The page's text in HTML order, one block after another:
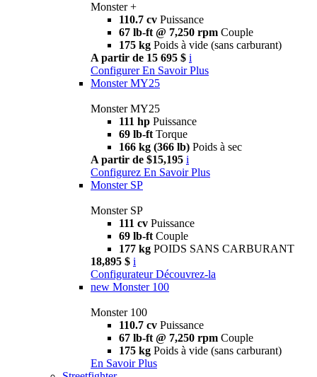
Monster +
110.7 cv Puissance
67 lb-ft @ 7,250 rpm Couple
175 kg Poids à vide (sans carburant)
A partir de 15 695 $ i
Configurer En Savoir Plus
Monster MY25
Monster MY25
111 hp Puissance
69 lb-ft Torque
166 kg (366 lb) Poids à sec
A partir de $15,195 i
Configurez En Savoir Plus
Monster SP
Monster SP
111 cv Puissance
69 lb-ft Couple
177 kg POIDS SANS CARBURANT
18,895 $ i
Configurateur Découvrez-la
new Monster 100
Monster 100
110.7 cv Puissance
67 lb-ft @ 7,250 rpm Couple
175 kg Poids à vide (sans carburant)
En Savoir Plus